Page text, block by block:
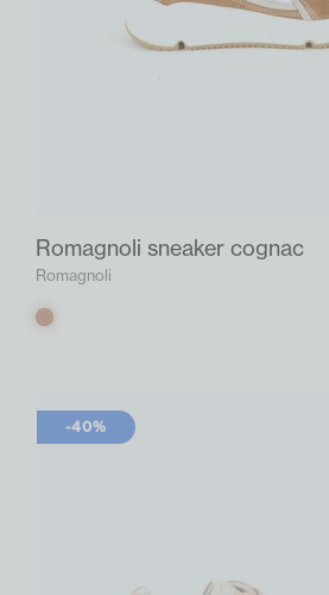
Romagnoli sneaker cognac
Romagnoli
Cognac
-40%